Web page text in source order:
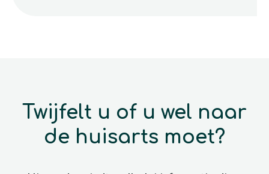
Twijfelt u of u wel naar
de huisarts moet?